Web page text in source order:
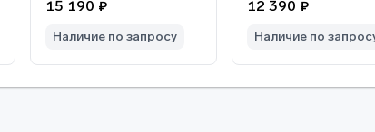
15 190 ₽
Наличие по запросу
12 390 ₽
Наличие по